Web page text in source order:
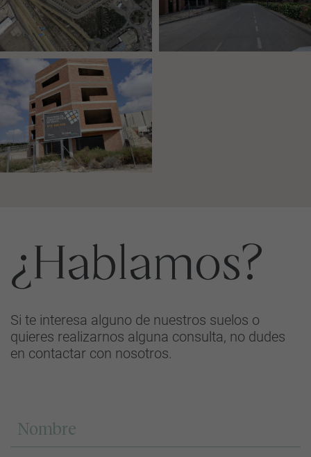
¿Hablamos?
Si te interesa alguno de nuestros suelos o
quieres realizarnos alguna consulta, no dudes
en contactar con nosotros.